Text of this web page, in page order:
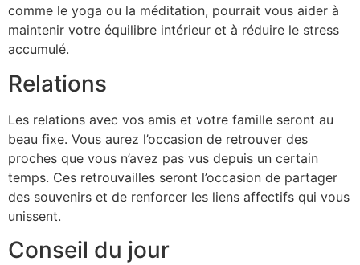
comme le yoga ou la méditation, pourrait vous aider à
maintenir votre équilibre intérieur et à réduire le stress
accumulé.
Relations
Les relations avec vos amis et votre famille seront au
beau fixe. Vous aurez l’occasion de retrouver des
proches que vous n’avez pas vus depuis un certain
temps. Ces retrouvailles seront l’occasion de partager
des souvenirs et de renforcer les liens affectifs qui vous
unissent.
Conseil du jour